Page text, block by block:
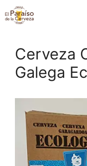
Saltar
al
Cerveza
Galega